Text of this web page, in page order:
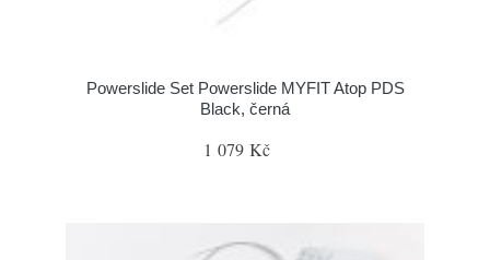
Powerslide Set Powerslide MYFIT Atop PDS
Black, černá
1 079 Kč